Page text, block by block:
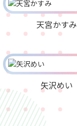
天宮かすみ
矢沢めい